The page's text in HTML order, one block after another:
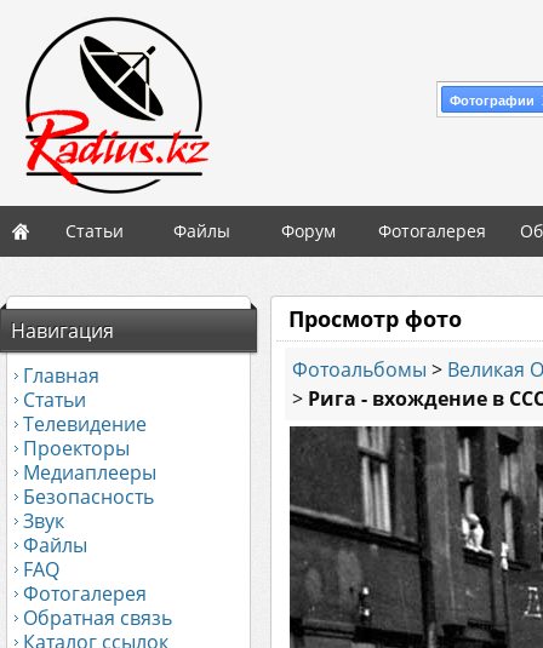
Фотографии
Статьи Файлы Форум Фотогалерея
Навигация
Главная
Статьи
Телевидение
Проекторы
Медиаплееры
Безопасность
Звук
Файлы
FAQ
Фотогалерея
Обратная связь
Каталог ссылок
Просмотр фото
Фотоальбомы > Великая
> Рига - вхождение в